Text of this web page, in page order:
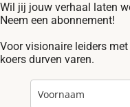
Wil jij jouw verhaal laten
Neem een abonnement!
Voor visionaire leiders
koers durven varen.